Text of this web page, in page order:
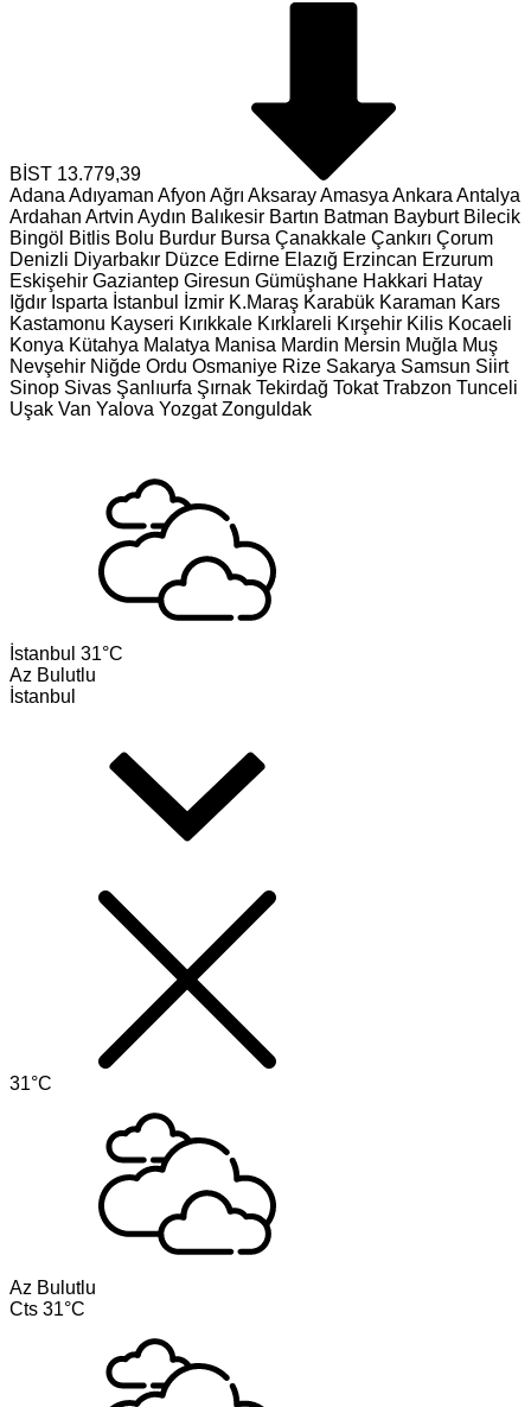
BİST 13.779,39
Adana Adıyaman Afyon Ağrı AksarayAmasya Ankara Antalya
Ardahan Artvin Aydın Balıkesir Bartın Batman Bayburt Bilecik
Bingöl Bitlis Bolu Burdur Bursa Çanakkale Çankırı Çorum
Denizli Diyarbakır Düzce Edirne Elazığ Erzincan Erzurum
Eskişehir Gaziantep Giresun Gümüşhane Hakkari Hatay
Iğdır Isparta İstanbul İzmir K.Maraş Karabük Karaman Kars
Kastamonu Kayseri Kırıkkale Kırklareli Kırşehir Kilis Kocaeli
Konya Kütahya Malatya Manisa Mardin Mersin Muğla Muş
Nevşehir Niğde Ordu Osmaniye Rize Sakarya Samsun Siirt
Sinop Sivas Şanlıurfa Şırnak Tekirdağ Tokat Trabzon Tunceli
Uşak Van Yalova Yozgat Zonguldak
İstanbul 31°C
Az Bulutlu
İstanbul
31°C
Az Bulutlu
Cts 31°C